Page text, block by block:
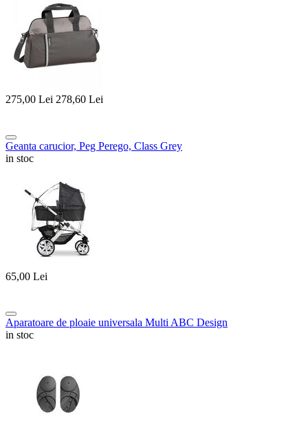
275,00 Lei 278,60 Lei
Geanta carucior, Peg Perego, Class Grey
in stoc
65,00 Lei
Aparatoare de ploaie universala Multi ABC Design
in stoc